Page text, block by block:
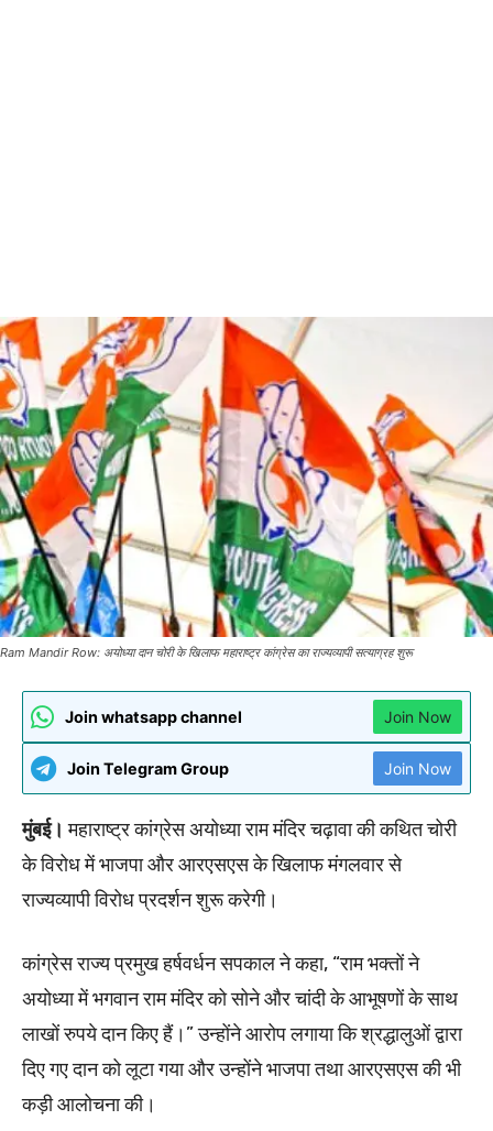
Ram Mandir Row: अयोध्या दान चोरी के खिलाफ महाराष्ट्र कांग्रेस का राज्यव्यापी सत्याग्रह शुरू
Join whatsapp channel Join Now
Join Telegram Group Join Now
मुंबई। महाराष्ट्र कांग्रेस अयोध्या राम मंदिर चढ़ावा की कथित चोरी
के विरोध में भाजपा और आरएसएस के खिलाफ मंगलवार से
राज्यव्यापी विरोध प्रदर्शन शुरू करेगी।
कांग्रेस राज्य प्रमुख हर्षवर्धन सपकाल ने कहा, “राम भक्तों ने
अयोध्या में भगवान राम मंदिर को सोने और चांदी के आभूषणों के साथ
लाखों रुपये दान किए हैं।” उन्होंने आरोप लगाया कि श्रद्धालुओं द्वारा
दिए गए दान को लूटा गया और उन्होंने भाजपा तथा आरएसएस की भी
कड़ी आलोचना की।